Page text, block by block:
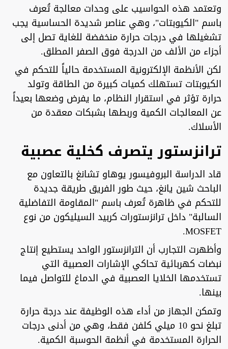
وتعتمد هذه الحواسيب على وحدات معالجة تُعرف
باسم "الكيوبتات"، وهي عناصر شديدة الحساسية يجب
تشغيلها في درجات حرارة منخفضة للغاية تصل إلى
أجزاء من الألف من الدرجة فوق الصفر المطلق.
لكن الأنظمة الإلكترونية المستخدمة حالياً للتحكم في
الكيوبتات تستهلك كميات كبيرة من الطاقة وتولد
حرارة تؤثر في استقرار النظام، ما يفرض وضعها بعيداً
عن المعالجات الكمية وربطها بشبكات معقدة من
الأسلاك.
ترانزستور يتصرف كخلية عصبية
قاد الدراسة البروفيسور يوهاو تشانغ بالتعاون مع
الباحث شين يانغ، حيث طور الفريق طريقة جديدة
للتحكم في ظاهرة تُعرف باسم "المقاومة التفاضلية
السالبة" داخل ترانزستورات كربيد السيليكون من نوع
MOSFET.
وأظهرت التجارب أن الترانزستور الواحد يستطيع إنتاج
نبضات كهربائية تحاكي الإشارات العصبية التي
تستخدمها الخلايا العصبية في الدماغ للتواصل فيما
بينها.
وتمكن الجهاز من أداء هذه الوظيفة عند درجة حرارة
تبلغ نحو 10 ميلي كلفن فقط، وهي من أدنى درجات
الحرارة المستخدمة في أنظمة الحوسبة الكمية.